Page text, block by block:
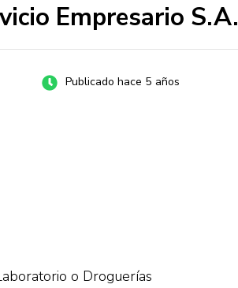
Empresario S.A.
Publicado hace 5 años
o Droguerías